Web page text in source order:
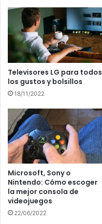
Televisores LG para todos
los gustos y bolsillos
18/11/2022
Microsoft, Sony o
Nintendo: Cómo escoger
la mejor consola de
videojuegos
22/06/2022